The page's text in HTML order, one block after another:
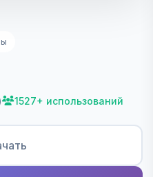
1527+ использований